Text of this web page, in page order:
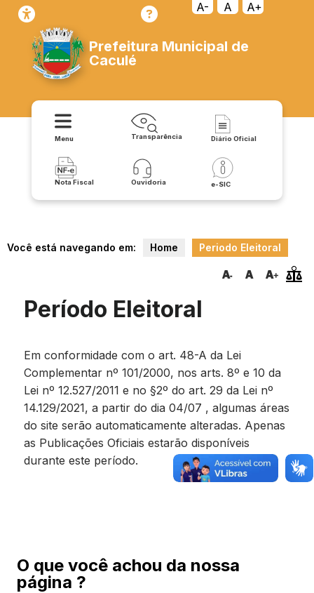
A- A A+
Prefeitura Municipal de
Caculé
Menu Transparência Diário Oficial
Nota Fiscal Ouvidoria e-SIC
Você está navegando em: Home Periodo Eleitoral
Período Eleitoral
Em conformidade com o art. 48-A da Lei
Complementar nº 101/2000, nos arts. 8º e 10 da
Lei nº 12.527/2011 e no §2º do art. 29 da Lei nº
14.129/2021, a partir do dia 04/07 , algumas áreas
do site serão automaticamente alteradas. Apenas
as Publicações Oficiais estarão disponíveis
durante este período.
O que você achou da nossa
página ?